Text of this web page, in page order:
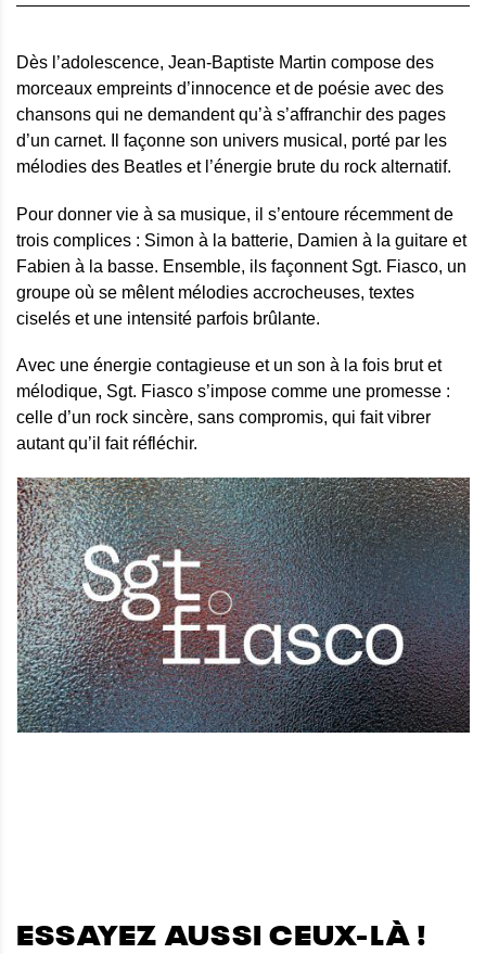
Dès l’adolescence, Jean-Baptiste Martin compose des
morceaux empreints d’innocence et de poésie avec des
chansons qui ne demandent qu’à s’affranchir des pages
d’un carnet. Il façonne son univers musical, porté par les
mélodies des Beatles et l’énergie brute du rock alternatif.
Pour donner vie à sa musique, il s’entoure récemment de
trois complices : Simon à la batterie, Damien à la guitare et
Fabien à la basse. Ensemble, ils façonnent Sgt. Fiasco, un
groupe où se mêlent mélodies accrocheuses, textes
ciselés et une intensité parfois brûlante.
Avec une énergie contagieuse et un son à la fois brut et
mélodique, Sgt. Fiasco s’impose comme une promesse :
celle d’un rock sincère, sans compromis, qui fait vibrer
autant qu’il fait réfléchir.
ESSAYEZ AUSSI CEUX-LÀ !